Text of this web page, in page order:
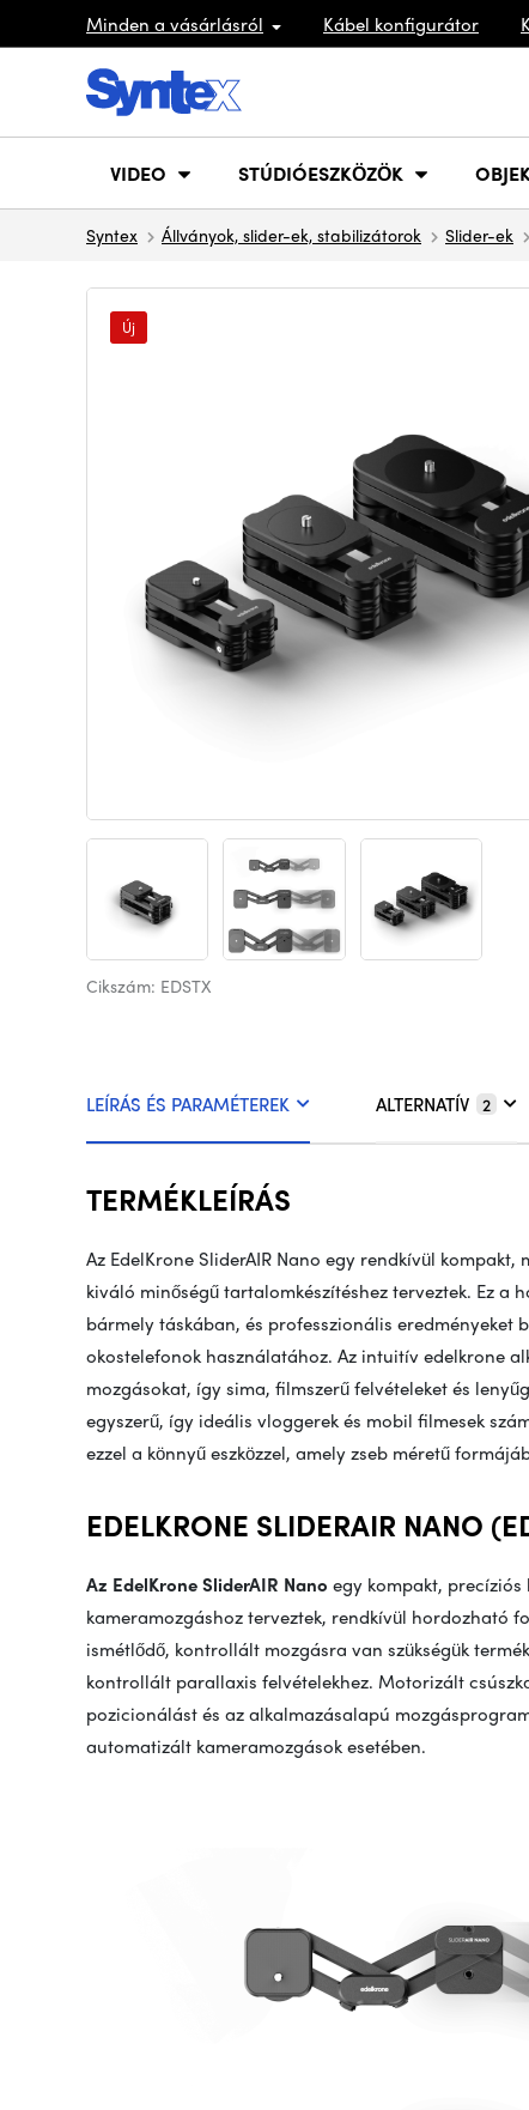
Minden a vásárlásról Kábel konfigurátor
VIDEO STÚDIÓESZKÖZÖK
Syntex Állványok, slider-ek, stabilizátorok Slider-ek
Új
Cikszám: EDSTX
LEÍRÁS ÉS PARAMÉTEREK ALTERNATÍV 2
TERMÉKLEÍRÁS
Az EdelKrone SliderAIR Nano egy rendkívül
kiváló minőségű tartalomkészítéshez terveztek. Ez a
bármely táskában, és professzionális eredményeket
okostelefonok használatához. Az intuitív edelkrone
mozgásokat, így sima, filmszerű felvételeket és
egyszerű, így ideális vloggerek és mobil filmesek
ezzel a könnyű eszközzel, amely zseb méretű
EDELKRONE SLIDERAIR NANO
Az EdelKrone SliderAIR Nano egy kompakt,
kameramozgáshoz terveztek, rendkívül hordozható
ismétlődő, kontrollált mozgásra van szükségük
kontrollált parallaxis felvételekhez. Motorizált
pozicionálást és az alkalmazásalapú
automatizált kameramozgások esetében.